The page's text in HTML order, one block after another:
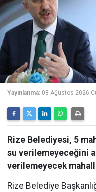
Yayınlanma: 08 Ağustos 2026
Rize Belediyesi, 5
su verilemeyeceğini
verilemeyecek
Rize Belediye